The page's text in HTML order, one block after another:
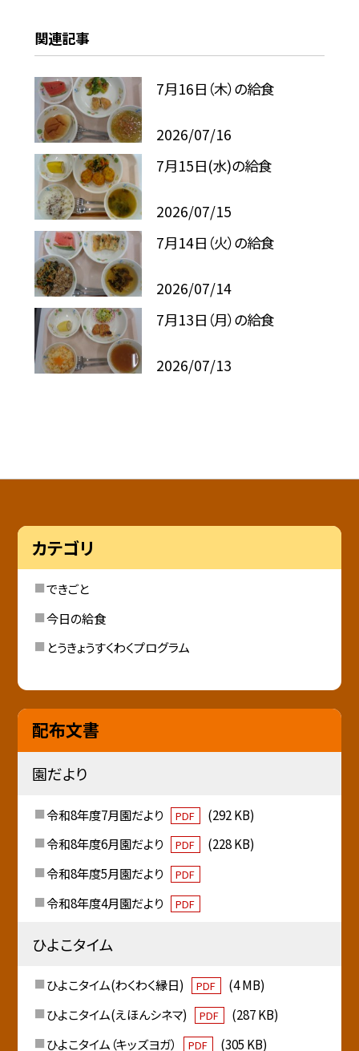
関連記事
7月16日（木）の給食
2026/07/16
7月15日(水)の給食
2026/07/15
7月14日（火）の給食
2026/07/14
7月13日（月）の給食
2026/07/13
カテゴリ
できごと
今日の給食
とうきょうすくわくプログラム
配布文書
園だより
令和8年度7月園だより PDF
(292 KB)
令和8年度6月園だより
PDF
(228 KB)
令和8年度5月園だより
PDF
令和8年度4月園だより PDF
ひよこタイム
ひよこタイム(わくわく縁日) PDF
(4 MB)
ひよこタイム(えほんシネマ)
PDF
(287 KB)
ひよこタイム（キッズヨガ）
PDF (305 KB)